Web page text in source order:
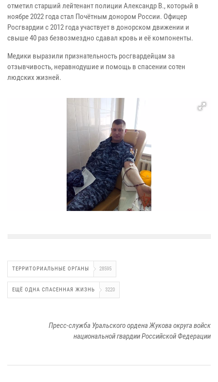
отметил старший лейтенант полиции Александр В., который в
ноябре 2022 года стал Почётным донором России. Офицер
Росгвардии с 2012 года участвует в донорском движении и
свыше 40 раз безвозмездно сдавал кровь и её компоненты.
Медики выразили признательность росгвардейцам за
отзывчивость, неравнодушие и помощь в спасении сотен
людских жизней.
ТЕРРИТОРИАЛЬНЫЕ ОРГАНЫ 28595
ЕЩЁ ОДНА СПАСЕННАЯ ЖИЗНЬ 3220
Пресс-служба Уральского ордена Жукова округа войск
национальной гвардии Российской Федерации